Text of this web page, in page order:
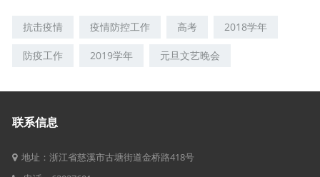
抗击疫情 疫情防控工作 高考 2018学年
防疫工作 2019学年 元旦文艺晚会
联系信息
地址：浙江省慈溪市古塘街道金桥路418号